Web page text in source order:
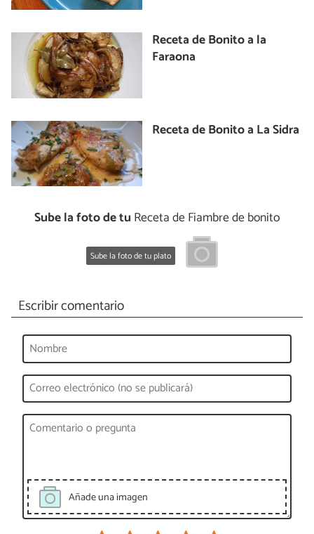
Receta de Bonito a la
Faraona
Receta de Bonito a La Sidra
Sube la foto de tu Receta de Fiambre de bonito
Sube la foto de tu plato
Escribir comentario
Añade una imagen